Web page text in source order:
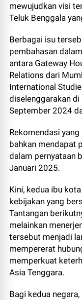
mewujudkan visi
Teluk Benggala
Berbagai isu
pembahasan
antara Gateway
Relations dari
International
diselenggarakan
September 2024
Rekomendasi
bahkan mendapat
dalam pernyataan
Januari 2025.
Kini, kedua ibu
kebijakan yang
Tantangan
melainkan
tersebut menjadi
mempererat
memperkuat
Asia Tenggara.
Bagi kedua